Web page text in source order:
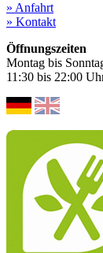
» Anfahrt
» Kontakt
Öffnungszeiten
Montag bis
11:30 bis 22:00